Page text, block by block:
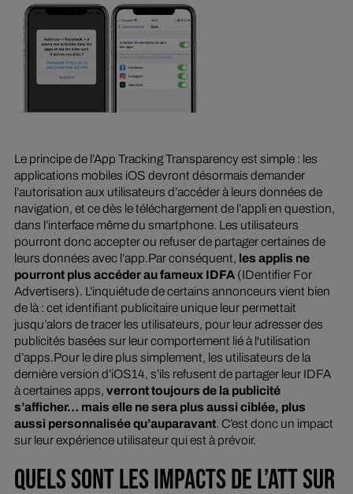
Le principe de l’App Tracking Transparency est simple : les
applications mobiles iOS devront désormais demander
l’autorisation aux utilisateurs d’accéder à leurs données de
navigation, et ce dès le téléchargement de l’appli en question,
dans l’interface même du smartphone. Les utilisateurs
pourront donc accepter ou refuser de partager certaines de
leurs données avec l’app.Par conséquent, les applis ne
pourront plus accéder au fameux IDFA(IDentifier For
Advertisers). L’inquiétude de certains annonceurs vient bien
de là : cet identifiant publicitaire unique leur permettait
jusqu’alors de tracer les utilisateurs, pour leur adresser des
publicités basées sur leur comportement lié à l'utilisation
d’apps.Pour le dire plus simplement, les utilisateurs de la
dernière version d’iOS14, s’ils refusent de partager leur IDFA
à certaines apps, verront toujours de la publicité
s’afficher… mais elle ne sera plus aussi ciblée, plus
aussi personnalisée qu’auparavant. C’est donc un impact
sur leur expérience utilisateur qui est à prévoir.
QUELS SONT LES IMPACTS DE L’ATT SUR